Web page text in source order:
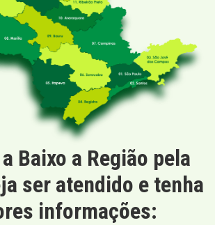
Baixo a Região pela
ser atendido e tenha
informações: